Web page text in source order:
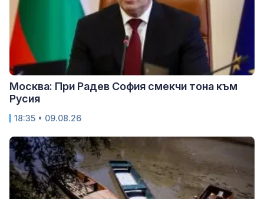
Москва: При Радев София смекчи тона към
Русия
18:35 • 09.08.26